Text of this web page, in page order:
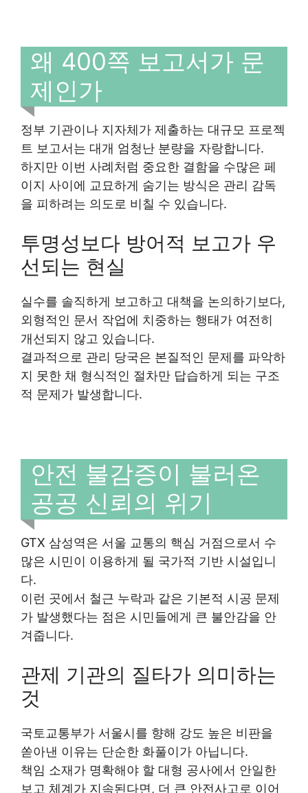
왜 400쪽 보고서가 문
제인가
정부 기관이나 지자체가 제출하는 대규모 프로젝
트 보고서는 대개 엄청난 분량을 자랑합니다.
하지만 이번 사례처럼 중요한 결함을 수많은 페
이지 사이에 교묘하게 숨기는 방식은 관리 감독
을 피하려는 의도로 비칠 수 있습니다.
투명성보다 방어적 보고가 우
선되는 현실
실수를 솔직하게 보고하고 대책을 논의하기보다,
외형적인 문서 작업에 치중하는 행태가 여전히
개선되지 않고 있습니다.
결과적으로 관리 당국은 본질적인 문제를 파악하
지 못한 채 형식적인 절차만 답습하게 되는 구조
적 문제가 발생합니다.
안전 불감증이 불러온
공공 신뢰의 위기
GTX 삼성역은 서울 교통의 핵심 거점으로서 수
많은 시민이 이용하게 될 국가적 기반 시설입니
다.
이런 곳에서 철근 누락과 같은 기본적 시공 문제
가 발생했다는 점은 시민들에게 큰 불안감을 안
겨줍니다.
관제 기관의 질타가 의미하는
것
국토교통부가 서울시를 향해 강도 높은 비판을
쏟아낸 이유는 단순한 화풀이가 아닙니다.
책임 소재가 명확해야 할 대형 공사에서 안일한
보고 체계가 지속된다면, 더 큰 안전사고로 이어